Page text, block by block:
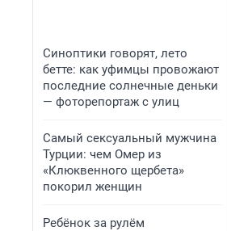
Синоптики говорят, лето
бетте: как уфимцы провожают
последние солнечные деньки
— фоторепортаж с улиц
Самый сексуальный мужчина
Турции: чем Омер из
«Клюквенного щербета»
покорил женщин
Ребёнок за рулём